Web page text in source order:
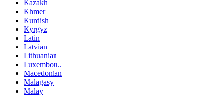
Kazakh
Khmer
Kurdish
Kyrgyz
Latin
Latvian
Lithuanian
Luxembou..
Macedonian
Malagasy
Malay